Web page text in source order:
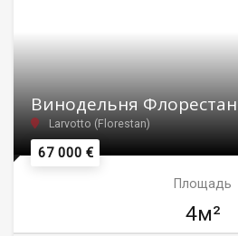
67 000 €
Винодельня Флорестан
Larvotto (Florestan)
Площадь
4м²